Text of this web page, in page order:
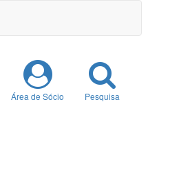
Área de Sócio Pesquisa